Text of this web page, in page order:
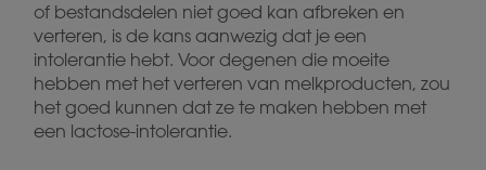
of bestandsdelen niet goed kan afbreken en
verteren, is de kans aanwezig dat je een
intolerantie hebt. Voor degenen die moeite
hebben met het verteren van melkproducten, zou
het goed kunnen dat ze te maken hebben met
een lactose-intolerantie.